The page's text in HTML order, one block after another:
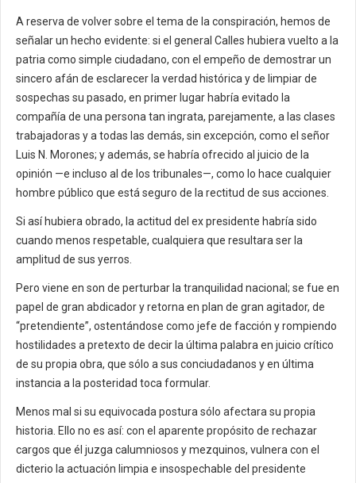
A reserva de volver sobre el tema de la conspiración, hemos de
señalar un hecho evidente: si el general Calles hubiera vuelto a la
patria como simple ciudadano, con el empeño de demostrar un
sincero afán de esclarecer la verdad histórica y de limpiar de
sospechas su pasado, en primer lugar habría evitado la
compañía de una persona tan ingrata, parejamente, a las clases
trabajadoras y a todas las demás, sin excepción, como el señor
Luis N. Morones; y además, se habría ofrecido al juicio de la
opinión —e incluso al de los tribunales—, como lo hace cualquier
hombre público que está seguro de la rectitud de sus acciones.
Si así hubiera obrado, la actitud del ex presidente habría sido
cuando menos respetable, cualquiera que resultara ser la
amplitud de sus yerros.
Pero viene en son de perturbar la tranquilidad nacional; se fue en
papel de gran abdicador y retorna en plan de gran agitador, de
“pretendiente”, ostentándose como jefe de facción y rompiendo
hostilidades a pretexto de decir la última palabra en juicio crítico
de su propia obra, que sólo a sus conciudadanos y en última
instancia a la posteridad toca formular.
Menos mal si su equivocada postura sólo afectara su propia
historia. Ello no es así: con el aparente propósito de rechazar
cargos que él juzga calumniosos y mezquinos, vulnera con el
dicterio la actuación limpia e insospechable del presidente